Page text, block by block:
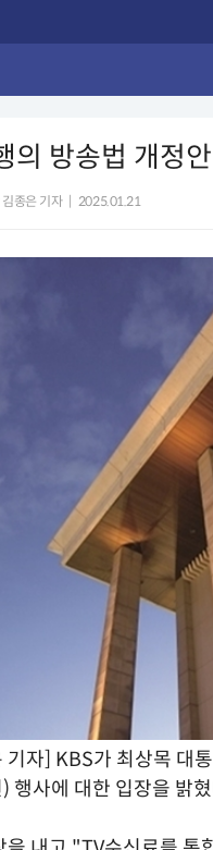
의 방송법 개정
종은 기자 2025.01.21
기자] KBS가 최상목 대
행사에 대한 입장을 밝